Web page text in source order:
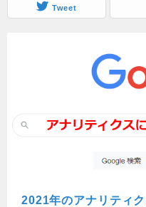
Tweet
2021年のアナリティ